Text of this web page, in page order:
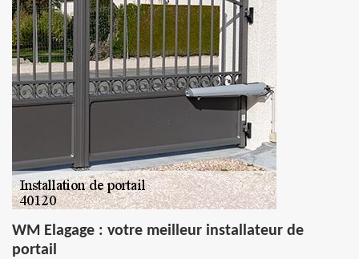
WM Elagage : votre meilleur installateur de
portail